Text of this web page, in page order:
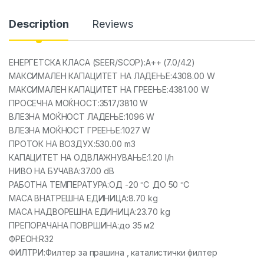
Description Reviews
ЕНЕРГЕТСКА КЛАСА (SEER/SCOP):A++ (7.0/4.2)
МАКСИМАЛЕН КАПАЦИТЕТ НА ЛАДЕЊЕ:4308.00 W
МАКСИМАЛЕН КАПАЦИТЕТ НА ГРЕЕЊЕ:4381.00 W
ПРОСЕЧНА МОЌНОСТ:3517/3810 W
ВЛЕЗНА МОЌНОСТ ЛАДЕЊЕ:1096 W
ВЛЕЗНА МОЌНОСТ ГРЕЕЊЕ:1027 W
ПРОТОК НА ВОЗДУХ:530.00 m3
КАПАЦИТЕТ НА ОДВЛАЖНУВАЊЕ:1.20 l/h
НИВО НА БУЧАВА:37.00 dB
РАБОТНА ТЕМПЕРАТУРА:ОД -20 ℃ ДО 50 ℃
МАСА ВНАТРЕШНА ЕДИНИЦА:8.70 kg
МАСА НАДВОРЕШНА ЕДИНИЦА:23.70 kg
ПРЕПОРАЧАНА ПОВРШИНА:до 35 м2
ФРЕОН:R32
ФИЛТРИ:Филтер за прашина , каталистички филтер